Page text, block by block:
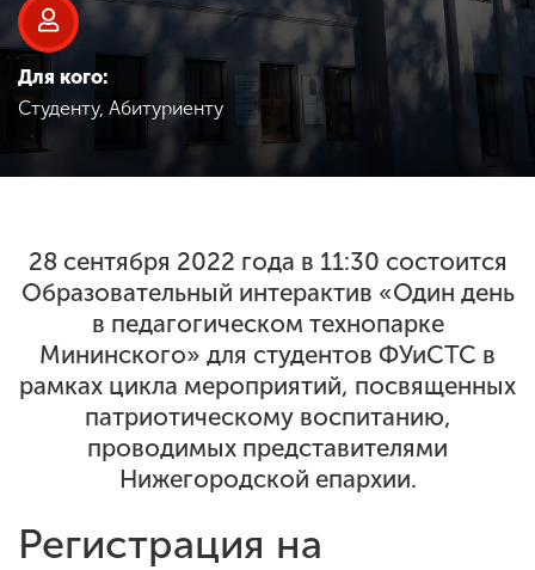
Студенческая жизнь
Сведения об
образовательной
SPN CHI
Приемная
комиссия
+7 (831) 262-26-20
Для кого:
Студенту, Абитуриенту
28 сентября 2022 года в 11:30 состоится
Образовательный интерактив «Один день
в педагогическом технопарке
Мининского» для студентов ФУиСТС в
рамках цикла мероприятий, посвященных
патриотическому воспитанию,
проводимых представителями
Нижегородской епархии.
Регистрация на